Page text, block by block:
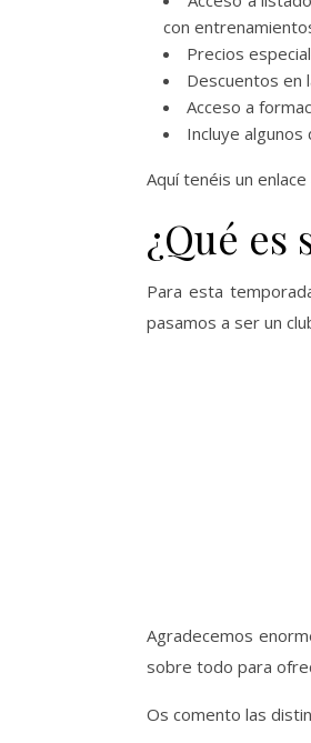
con
Precios
Descuentos en
Acceso a
Incluye
Aquí tenéis un
¿Qué
Para esta
pasamos a ser un
Agradecemos
sobre todo para
Os comento las